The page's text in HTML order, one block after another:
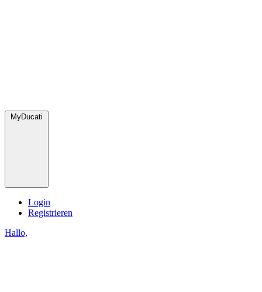
MyDucati
Login
Registrieren
Hallo,